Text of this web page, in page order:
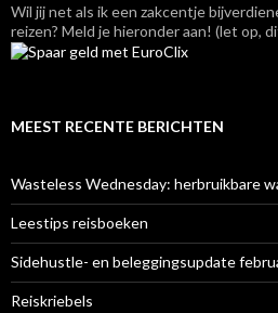
Wil jij net als ik een zakcentje
reizen? Meld je hieronder aan! (let op,
MEEST RECENTE BERICHTEN
Wasteless Wednesday: herbruikbare
Leestips reisboeken
Sidehustle- en beleggingsupdate
Reiskriebels